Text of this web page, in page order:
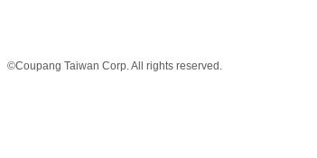
©Coupang Taiwan Corp. All rights reserved.